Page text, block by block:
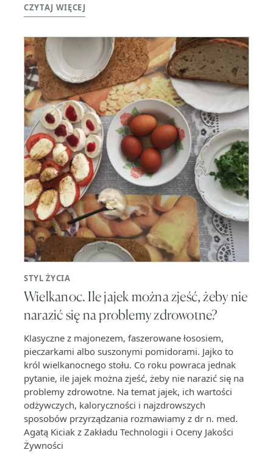
CZYTAJ WIĘCEJ
STYL ŻYCIA
Wielkanoc. Ile jajek można zjeść, żeby nie
narazić się na problemy zdrowotne?
Klasyczne z majonezem, faszerowane łososiem,
pieczarkami albo suszonymi pomidorami. Jajko to
król wielkanocnego stołu. Co roku powraca jednak
pytanie, ile jajek można zjeść, żeby nie narazić się na
problemy zdrowotne. Na temat jajek, ich wartości
odżywczych, kaloryczności i najzdrowszych
sposobów przyrządzania rozmawiamy z dr n. med.
Agatą Kiciak z Zakładu Technologii i Oceny Jakości
Żywności